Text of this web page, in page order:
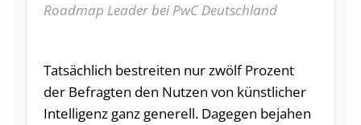
Roadmap Leader bei PwC Deutschland
Tatsächlich bestreiten nur zwölf Prozent
der Befragten den Nutzen von künstlicher
Intelligenz ganz generell. Dagegen bejahen